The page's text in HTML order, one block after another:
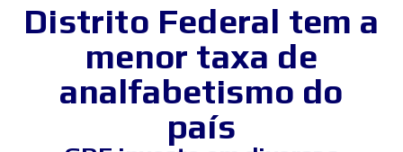
Distrito Federal tem a
menor taxa de
analfabetismo do
país